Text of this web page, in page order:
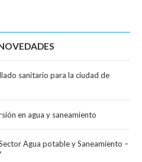
sanitario para la ciudad de
en agua y saneamiento
Agua potable y Saneamiento –